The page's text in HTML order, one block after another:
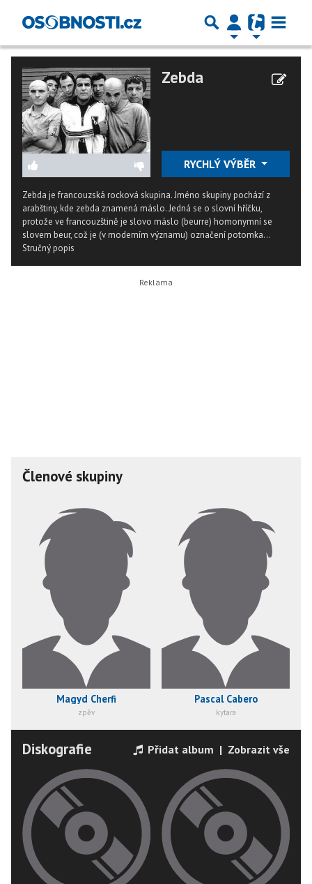
Zebda
RYCHLÝ VÝBĚR
Zebda je francouzská rocková skupina. Jméno skupiny pochází z
arabštiny, kde zebda znamená máslo. Jedná se o slovní hříčku,
protože ve francouzštině je slovo máslo (beurre) homonymní se
slovem beur, což je (v moderním významu) označení potomka...
Stručný popis
Členové skupiny
Magyd Cherfi
zpěv
Pascal Cabero
kytara
Diskografie Přidat album | Zobrazit vše